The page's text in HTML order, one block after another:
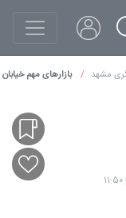
مشهد بازارهای مهم